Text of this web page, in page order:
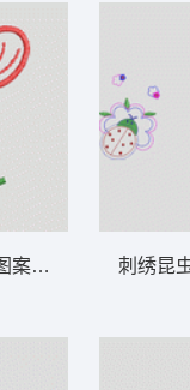
刺绣花朵与昆虫图案 卡通童装章标贴布